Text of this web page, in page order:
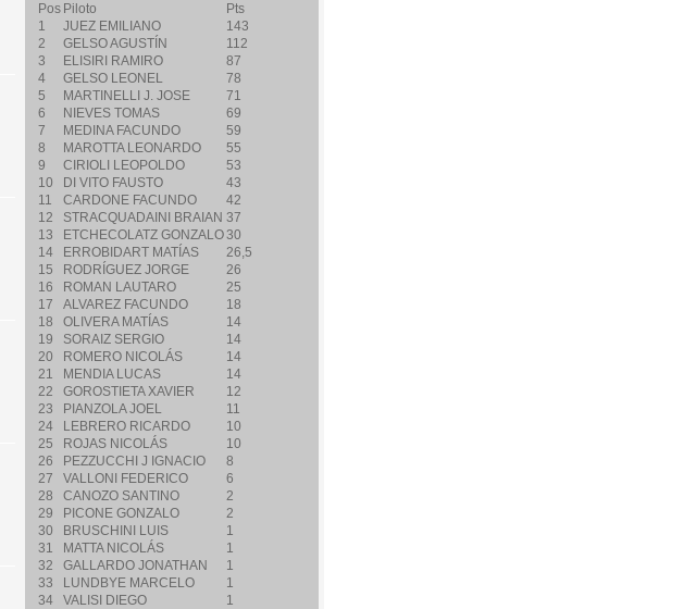
Pos Piloto
Pts
1
JUEZ EMILIANO
143
2
GELSO AGUSTÍN
112
3
ELISIRI RAMIRO
87
4
GELSO LEONEL
78
5
MARTINELLI J. JOSE
71
6
NIEVES TOMAS
69
7
MEDINA FACUNDO
59
8
MAROTTA LEONARDO
55
9
CIRIOLI LEOPOLDO
53
10
DI VITO FAUSTO
43
11
CARDONE FACUNDO
42
12
STRACQUADAINI BRAIAN 37
13
ETCHECOLATZ GONZALO30
14
ERROBIDART MATÍAS
26,5
15
RODRÍGUEZ JORGE
26
16
ROMAN LAUTARO
25
17
ALVAREZ FACUNDO
18
18
OLIVERA MATÍAS
14
19
SORAIZ SERGIO
14
20
ROMERO NICOLÁS
14
21
MENDIA LUCAS
14
22
GOROSTIETA XAVIER
12
23
PIANZOLA JOEL
11
24
LEBRERO RICARDO
10
25
ROJAS NICOLÁS
10
26
PEZZUCCHI J IGNACIO
8
27
VALLONI FEDERICO
6
28
CANOZO SANTINO
2
29
PICONE GONZALO
2
30
BRUSCHINI LUIS
1
31
MATTA NICOLÁS
1
32
GALLARDO JONATHAN
1
33
LUNDBYE MARCELO
1
34
VALISI DIEGO
1